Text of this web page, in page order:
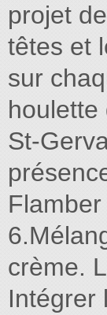
projet
têtes et
sur
houlette
St-
crème.
Intégrer